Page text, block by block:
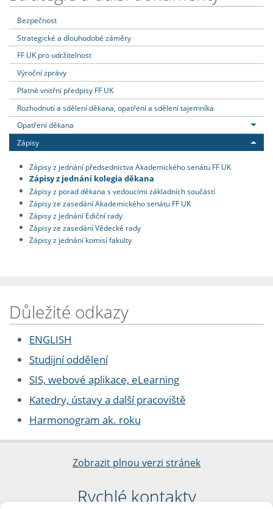
Bezpečnost
Strategické a dlouhodobé záměry
FF UK pro udržitelnost
Výroční zprávy
Platné vnitřní předpisy FF UK
Rozhodnutí a sdělení děkana, opatření a sdělení tajemníka
Opatření děkana
Zápisy
Zápisy z jednání předsednictva Akademického senátu FF UK
Zápisy z jednání kolegia děkana
Zápisy z porad děkana s vedoucími základních součástí
Zápisy ze zasedání Akademického senátu FF UK
Zápisy z jednání Ediční rady
Zápisy ze zasedání Vědecké rady
Zápisy z jednání komisí fakulty
Důležité odkazy
ENGLISH
Studijní oddělení
SIS, webové aplikace, eLearning
Katedry, ústavy a další pracoviště
Harmonogram ak. roku
Zobrazit plnou verzi stránek
Rychlé kontakty